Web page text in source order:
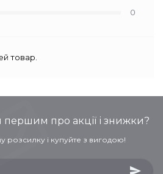
0
товар.
першим про акції і знижки?
розсилку і купуйте з вигодою!